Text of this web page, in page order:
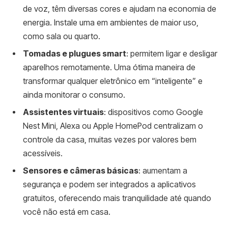
de voz, têm diversas cores e ajudam na economia de
energia. Instale uma em ambientes de maior uso,
como sala ou quarto.
Tomadas e plugues smart: permitem ligar e desligar
aparelhos remotamente. Uma ótima maneira de
transformar qualquer eletrônico em “inteligente” e
ainda monitorar o consumo.
Assistentes virtuais: dispositivos como Google
Nest Mini, Alexa ou Apple HomePod centralizam o
controle da casa, muitas vezes por valores bem
acessíveis.
Sensores e câmeras básicas: aumentam a
segurança e podem ser integrados a aplicativos
gratuitos, oferecendo mais tranquilidade até quando
você não está em casa.